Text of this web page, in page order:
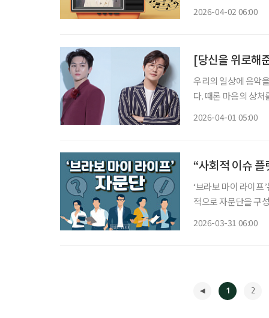
2026-04-02 06:00
[당신을 위로해
우리의 일상에 음악
다. 때론 마음의 상
2026-04-01 05:00
“사회적 이슈
‘브라보 마이 라이
적으로 자문단을 구
2026-03-31 06:00
1 2